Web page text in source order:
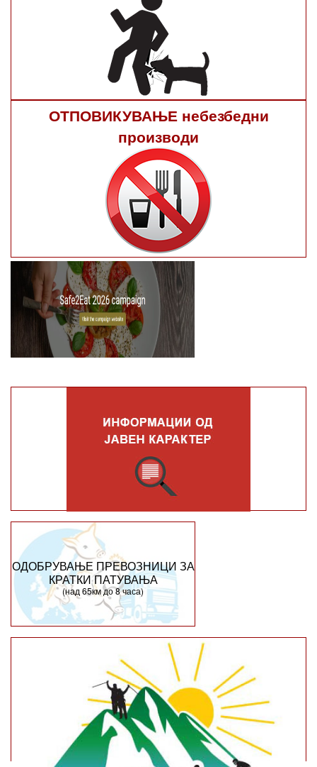
ОТПОВИКУВАЊЕ небезбедни
производи
ОДОБРУВАЊЕ ПРЕВОЗНИЦИ ЗА
КРАТКИ ПАТУВАЊА
(над 65км до 8 часа)